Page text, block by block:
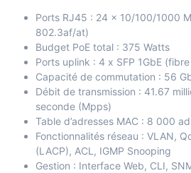
Ports RJ45 : 24 x 10/100/1000
802.3af/at)
Budget PoE total : 375 Watts
Ports uplink : 4 x SFP 1GbE
Capacité de commutation : 56
Débit de transmission : 41.67
seconde (Mpps)
Table d’adresses MAC : 8 000
Fonctionnalités réseau : VLAN,
(LACP), ACL, IGMP Snooping
Gestion : Interface Web, CLI,